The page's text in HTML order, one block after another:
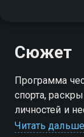
Сюжет
Программа
спорта,
личностей и
покажем вам
Читать дальше